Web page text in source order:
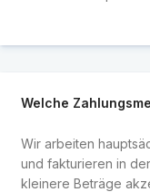
Welche
Wir arbeiten
und fakturieren in der
kleinere Beträge